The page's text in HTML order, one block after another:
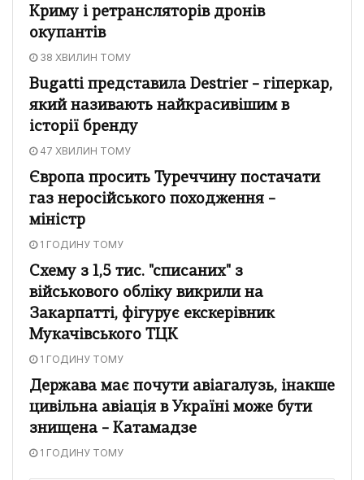
Криму і ретрансляторів дронів
окупантів
38 ХВИЛИН ТОМУ
Bugatti представила Destrier – гіперкар,
який називають найкрасивішим в
історії бренду
47 ХВИЛИН ТОМУ
Європа просить Туреччину постачати
газ неросійського походження –
міністр
1 ГОДИНУ ТОМУ
Схему з 1,5 тис. "списаних" з
військового обліку викрили на
Закарпатті, фігурує екскерівник
Мукачівського ТЦК
1 ГОДИНУ ТОМУ
Держава має почути авіагалузь, інакше
цивільна авіація в Україні може бути
знищена – Катамадзе
1 ГОДИНУ ТОМУ